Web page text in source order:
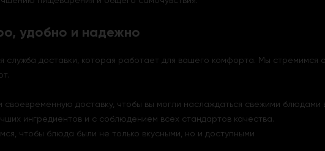
удобно и надежно
доставки, которая работает для вашего комфорта. Мы стремимся
доставку, чтобы вы могли наслаждаться свежими
ингредиентов и с соблюдением всех стандартов качества.
чтобы блюда были не только вкусными, но и доступными